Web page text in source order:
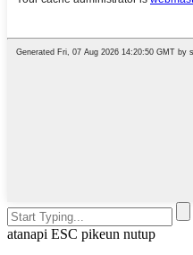
atanapi ESC pikeun nutup